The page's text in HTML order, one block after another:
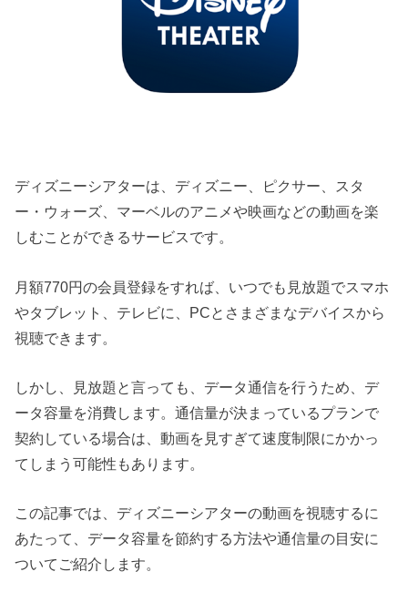
ディズニーシアターは、ディズニー、ピクサー、スタ
ー・ウォーズ、マーベルのアニメや映画などの動画を楽
しむことができるサービスです。
月額770円の会員登録をすれば、いつでも見放題でスマホ
やタブレット、テレビに、PCとさまざまなデバイスから
視聴できます。
しかし、見放題と言っても、データ通信を行うため、デ
ータ容量を消費します。通信量が決まっているプランで
契約している場合は、動画を見すぎて速度制限にかかっ
てしまう可能性もあります。
この記事では、ディズニーシアターの動画を視聴するに
あたって、データ容量を節約する方法や通信量の目安に
ついてご紹介します。